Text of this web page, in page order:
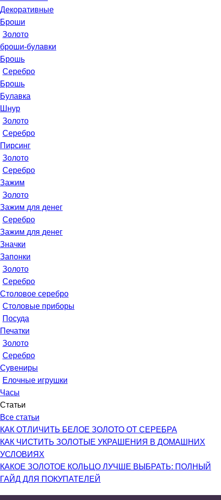
Декоративные
Броши
Золото
броши-булавки
Брошь
Серебро
Брошь
Булавка
Шнур
Золото
Серебро
Пирсинг
Золото
Серебро
Зажим
Золото
Зажим для денег
Серебро
Зажим для денег
Значки
Запонки
Золото
Серебро
Столовое серебро
Столовые приборы
Посуда
Печатки
Золото
Серебро
Сувениры
Елочные игрушки
Часы
Статьи
Все статьи
КАК ОТЛИЧИТЬ БЕЛОЕ ЗОЛОТО ОТ СЕРЕБРА
КАК ЧИСТИТЬ ЗОЛОТЫЕ УКРАШЕНИЯ В ДОМАШНИХ
УСЛОВИЯХ
КАКОЕ ЗОЛОТОЕ КОЛЬЦО ЛУЧШЕ ВЫБРАТЬ: ПОЛНЫЙ
ГАЙД ДЛЯ ПОКУПАТЕЛЕЙ